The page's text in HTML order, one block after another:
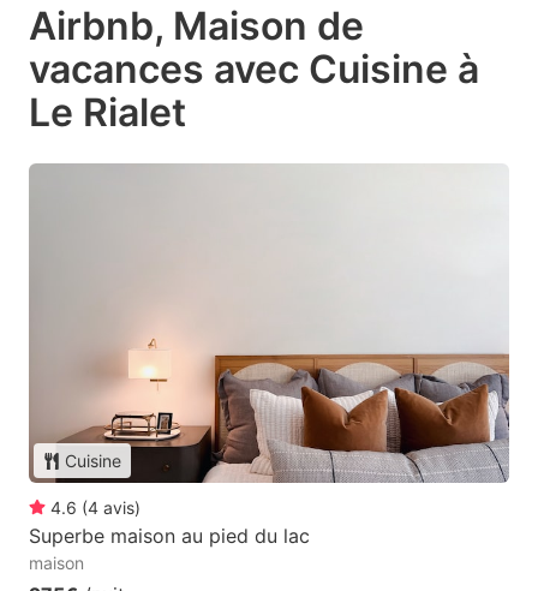
Airbnb, Maison de
vacances avec Cuisine à
Le Rialet
Cuisine
4.6 (4 avis)
Superbe maison au pied du lac
maison